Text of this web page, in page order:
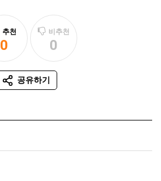
추천
0
추천
비추천
0
비추천
공유하기
SNS 공유